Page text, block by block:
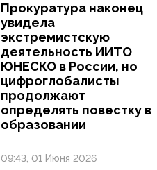
Прокуратура наконец
увидела
экстремистскую
деятельность ИИТО
ЮНЕСКО в России, но
цифроглобалисты
продолжают
определять повестку в
образовании
09:43, 01 Июня 2026